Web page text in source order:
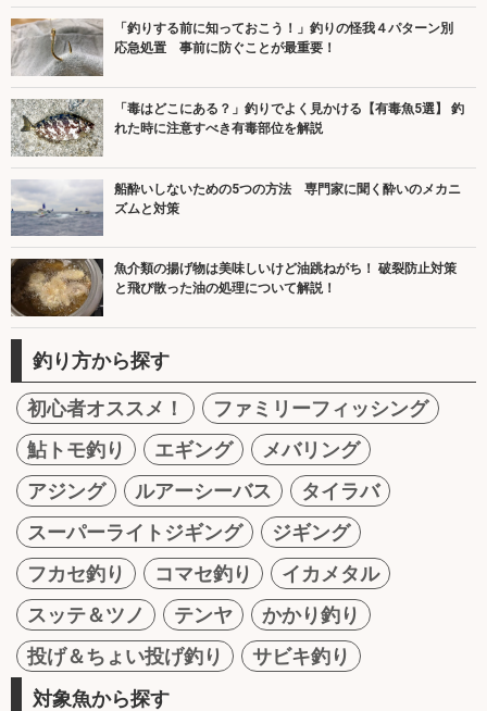
「釣りする前に知っておこう！」釣りの怪我４パターン別
応急処置 事前に防ぐことが最重要！
「毒はどこにある？」釣りでよく見かける【有毒魚5選】 釣
れた時に注意すべき有毒部位を解説
船酔いしないための5つの方法 専門家に聞く酔いのメカニ
ズムと対策
魚介類の揚げ物は美味しいけど油跳ねがち！ 破裂防止対策
と飛び散った油の処理について解説！
釣り方から探す
初心者オススメ！
ファミリーフィッシング
鮎トモ釣り
エギング
メバリング
アジング
ルアーシーバス
タイラバ
スーパーライトジギング
ジギング
フカセ釣り
コマセ釣り
イカメタル
スッテ＆ツノ
テンヤ
かかり釣り
投げ＆ちょい投げ釣り
サビキ釣り
対象魚から探す